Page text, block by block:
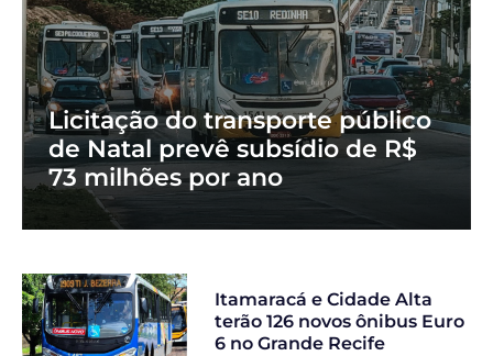
Licitação do transporte público
de Natal prevê subsídio de R$
73 milhões por ano
Itamaracá e Cidade Alta
terão 126 novos ônibus Euro
6 no Grande Recife